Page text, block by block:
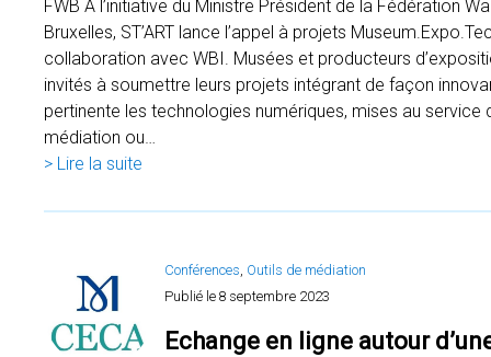
FWB A l’initiative du Ministre Président de la Fédération
Bruxelles, ST’ART lance l’appel à projets
collaboration avec WBI. Musées et producteurs
invités à soumettre leurs projets intégrant de façon
pertinente les technologies numériques, mises au service
médiation ou…
> Lire la suite
Conférences, Outils de médiation
Publié le 8 septembre 2023
Echange en ligne autour